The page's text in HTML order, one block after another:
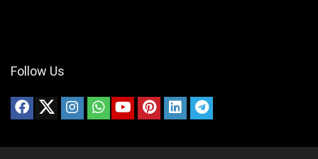
Follow Us